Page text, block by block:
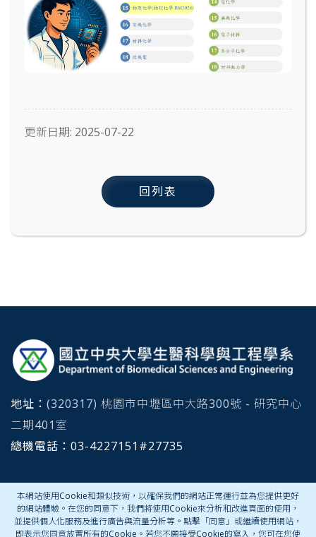
更新日期: 2025-07-22
回列表
地址： (320317) 桃園市中壢區中大路300號 - 研究中心
二期401室
總機電話： 03-4227151#27735
聯絡我們
本網站使用Cookie和類似技術，以確保我們的網站正常運行並為您提供更好
的網站體驗。在您的同意下，我們將使用Cookie來分析和改進頁面的使用，
並提供個人化服務及進行廣告與流量分析等。點擊「同意」或繼續使用網站，
即表示您同意放置所有的Cookie。若您不願接受Cookie的寫入，您可在您使